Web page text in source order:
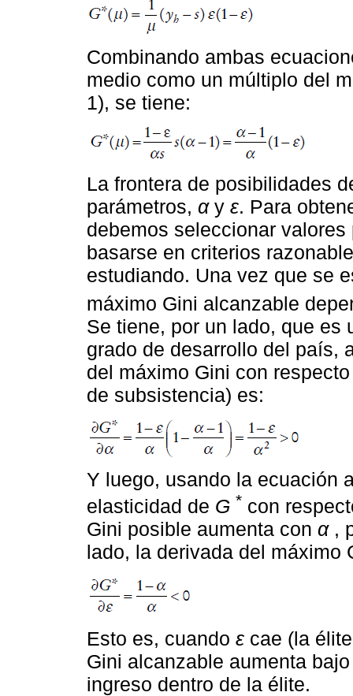
Combinando ambas
medio como un múltiplo del
1), se tiene:
La frontera de posibilidades
parámetros, αy ε. Para
debemos seleccionar
basarse en criterios
estudiando. Una vez que se
máximo Gini alcanzable
Se tiene, por un lado, que es
grado de desarrollo del país,
del máximo Gini con
de subsistencia) es:
Y luego, usando la ecuación
elasticidad de G * con
Gini posible aumenta con α,
lado, la derivada del máximo
Esto es, cuando ε cae (la
Gini alcanzable aumenta
ingreso dentro de la élite.